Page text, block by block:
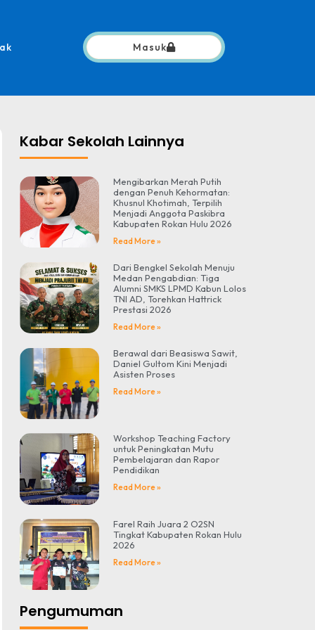
Masuk
Kabar Sekolah Lainnya
Mengibarkan Merah Putih
dengan Penuh Kehormatan:
Khusnul Khotimah, Terpilih
Menjadi Anggota Paskibra
Kabupaten Rokan Hulu 2026
Read More »
Dari Bengkel Sekolah Menuju
Medan Pengabdian: Tiga
Alumni SMKS LPMD Kabun Lolos
TNI AD, Torehkan Hattrick
Prestasi 2026
Read More »
Berawal dari Beasiswa Sawit,
Daniel Gultom Kini Menjadi
Asisten Proses
Read More »
Workshop Teaching Factory
untuk Peningkatan Mutu
Pembelajaran dan Rapor
Pendidikan
Read More »
Farel Raih Juara 2 O2SN
Tingkat Kabupaten Rokan Hulu
2026
Read More »
Pengumuman